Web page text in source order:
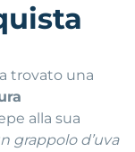
trovato una
alla sua
grappolo d’uva